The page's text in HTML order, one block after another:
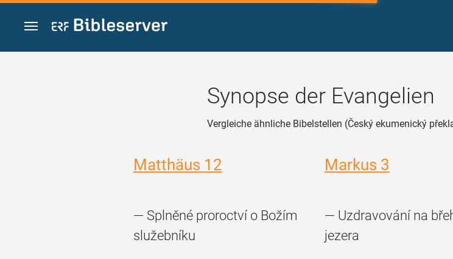
Zum Inhalt springen
Synopse der Evangelien
Vergleiche ähnliche Bibelstellen (Český ekumenický
Matthäus 12
— Splněné proroctví o Božím
služebníku
Markus 3
— Uzdravování na
jezera